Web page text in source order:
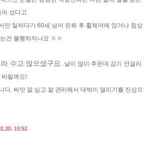
섰다고
만 일하다가 60세 넘어 은퇴 후 휠체어에 앉거나 침상
건 불행하자나요 ㅎㅎ
수고 많으셨구요.
날이 많이 추운데 감기 안걸리
바랄께요!
다. 씨앗 잘 심고 잘 관리해서 대박이 열리기를 진심으
10:52